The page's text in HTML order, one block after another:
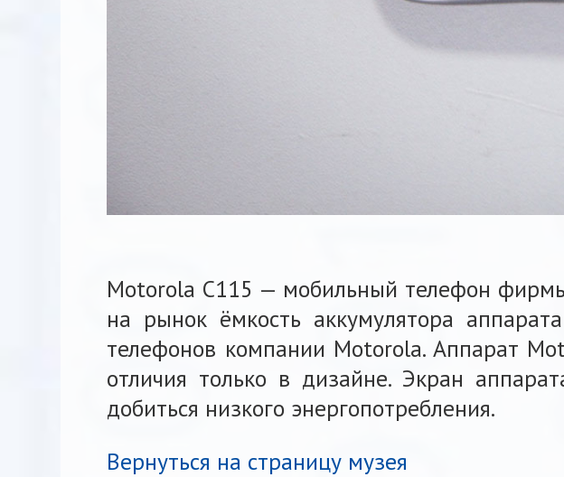
Motorola C115 — мобильный телефон
на рынок ёмкость аккумулятора
телефонов компании Motorola. Аппарат
отличия только в дизайне. Экран
добиться низкого энергопотребления.
Вернуться на страницу музея